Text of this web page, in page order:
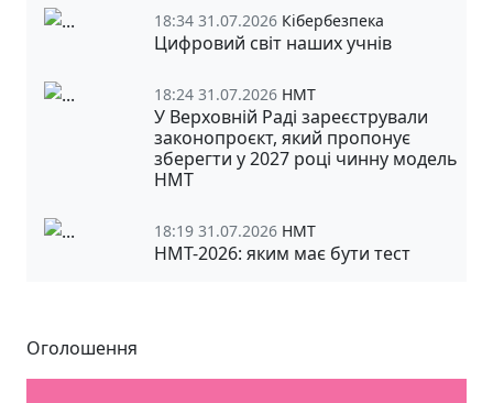
18:34 31.07.2026 Кібербезпека
Цифровий світ наших учнів
18:24 31.07.2026 НМТ
У Верховній Раді зареєстрували
законопроєкт, який пропонує
зберегти у 2027 році чинну модель
НМТ
18:19 31.07.2026 НМТ
НМТ-2026: яким має бути тест
Оголошення